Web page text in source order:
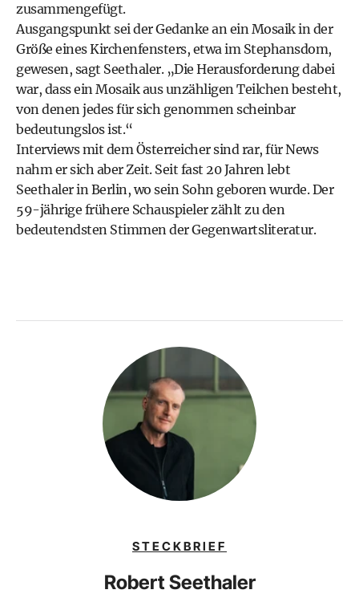
zusammengefügt.
Ausgangspunkt sei der Gedanke an ein Mosaik in der
Größe eines Kirchenfensters, etwa im Stephansdom,
gewesen, sagt Seethaler. „Die Herausforderung dabei
war, dass ein Mosaik aus unzähligen Teilchen besteht,
von denen jedes für sich genommen scheinbar
bedeutungslos ist.“
Interviews mit dem Österreicher sind rar, für News
nahm er sich aber Zeit. Seit fast 20 Jahren lebt
Seethaler in Berlin, wo sein Sohn geboren wurde. Der
59-jährige frühere Schauspieler zählt zu den
bedeutendsten Stimmen der Gegenwartsliteratur.
STECKBRIEF
Robert Seethaler